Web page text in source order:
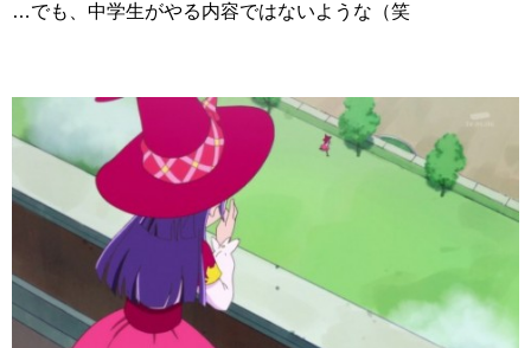
…でも、中学生がやる内容ではないような（笑